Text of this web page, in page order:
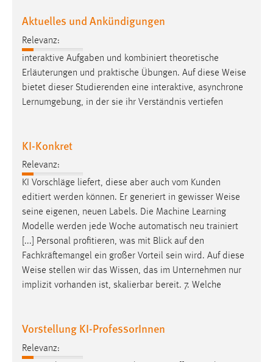
Aktuelles und Ankündigungen
Relevanz:
interaktive Aufgaben und kombiniert theoretische
Erläuterungen und praktische Übungen. Auf diese Weise
bietet dieser Studierenden eine interaktive, asynchrone
Lernumgebung, in der sie ihr Verständnis vertiefen
KI-Konkret
Relevanz:
KI Vorschläge liefert, diese aber auch vom Kunden
editiert werden können. Er generiert in gewisser Weise
seine eigenen, neuen Labels. Die Machine Learning
Modelle werden jede Woche automatisch neu trainiert
[...] Personal profitieren, was mit Blick auf den
Fachkräftemangel ein großer Vorteil sein wird. Auf diese
Weise stellen wir das Wissen, das im Unternehmen nur
implizit vorhanden ist, skalierbar bereit. 7. Welche
Vorstellung KI-ProfessorInnen
Relevanz: